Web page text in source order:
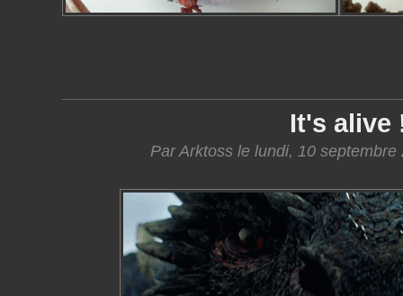
It's alive
Par Arktoss le lundi, 10